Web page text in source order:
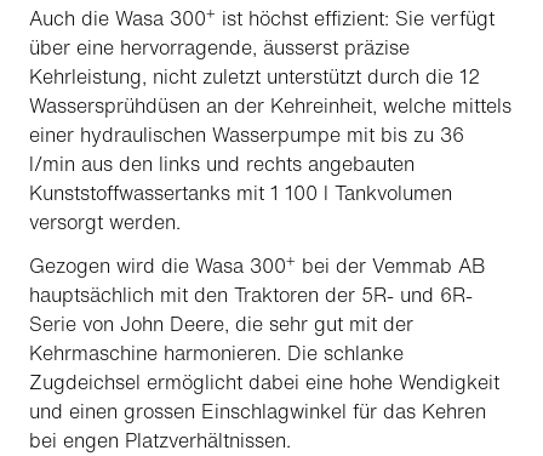
Auch die Wasa 300+ ist höchst effizient: Sie verfügt
über eine hervorragende, äusserst präzise
Kehrleistung, nicht zuletzt unterstützt durch die 12
Wassersprühdüsen an der Kehreinheit, welche mittels
einer hydraulischen Wasserpumpe mit bis zu 36
l/min aus den links und rechts angebauten
Kunststoffwassertanks mit 1 100 l Tankvolumen
versorgt werden.
Gezogen wird die Wasa 300+ bei der Vemmab AB
hauptsächlich mit den Traktoren der 5R- und 6R-
Serie von John Deere, die sehr gut mit der
Kehrmaschine harmonieren. Die schlanke
Zugdeichsel ermöglicht dabei eine hohe Wendigkeit
und einen grossen Einschlagwinkel für das Kehren
bei engen Platzverhältnissen.